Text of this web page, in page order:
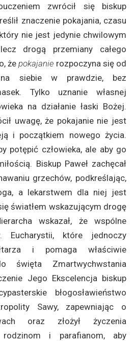
zwrócił się biskup
znaczenie pokajania, czasu
nie jest jedynie chwilowym
drogą przemiany całego
że pokajanie rozpoczyna się od
siebie w prawdzie, bez
Tylko uznanie własnej
na działanie łaski Bożej.
uwagę, że pokajanie nie jest
i początkiem nowego życia.
potępić człowieka, ale aby go
Biskup Paweł zachęcał
grzechów, podkreślając,
a lekarstwem dla niej jest
światłem wskazującym drogę
wskazał, że wspólne
Eucharystii, które jednoczy
i pomaga właściwie
święta Zmartwychwstania
Jego Ekscelencja biskup
błogosławieństwo
Sawy, zapewniając o
oraz złożył życzenia
rodzinom i parafianom, aby